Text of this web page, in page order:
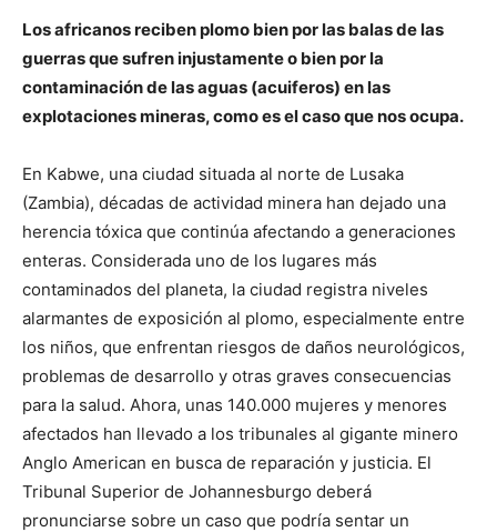
Los africanos reciben plomo bien por las balas de las
guerras que sufren injustamente o bien por la
contaminación de las aguas (acuiferos) en las
explotaciones mineras, como es el caso que nos ocupa.
En Kabwe, una ciudad situada al norte de Lusaka
(Zambia), décadas de actividad minera han dejado una
herencia tóxica que continúa afectando a generaciones
enteras. Considerada uno de los lugares más
contaminados del planeta, la ciudad registra niveles
alarmantes de exposición al plomo, especialmente entre
los niños, que enfrentan riesgos de daños neurológicos,
problemas de desarrollo y otras graves consecuencias
para la salud. Ahora, unas 140.000 mujeres y menores
afectados han llevado a los tribunales al gigante minero
Anglo American en busca de reparación y justicia. El
Tribunal Superior de Johannesburgo deberá
pronunciarse sobre un caso que podría sentar un